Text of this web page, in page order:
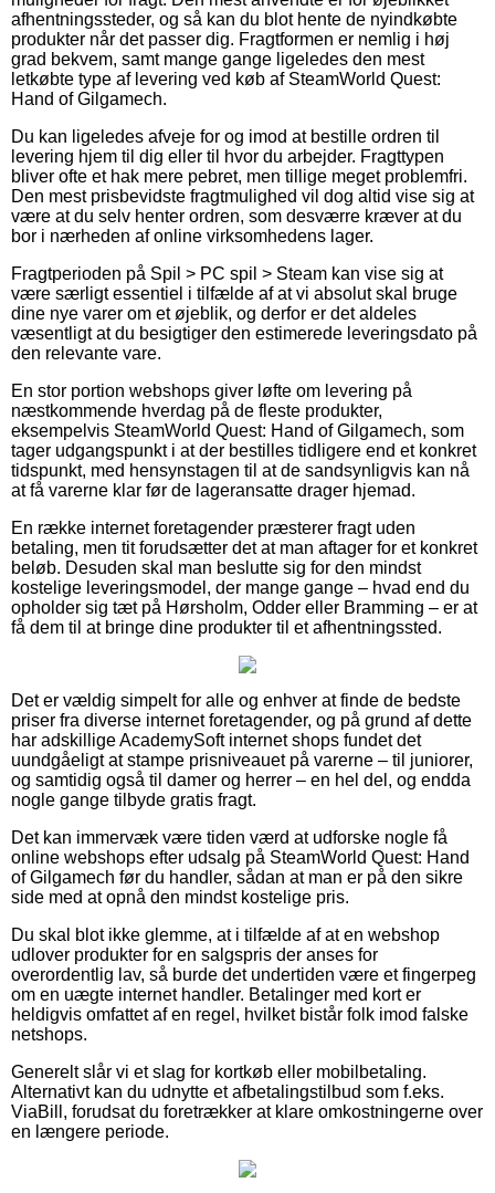
afhentningssteder, og så kan du blot hente de nyindkøbte
produkter når det passer dig. Fragtformen er nemlig i høj
grad bekvem, samt mange gange ligeledes den mest
letkøbte type af levering ved køb af SteamWorld Quest:
Hand of Gilgamech.
Du kan ligeledes afveje for og imod at bestille ordren til
levering hjem til dig eller til hvor du arbejder. Fragttypen
bliver ofte et hak mere pebret, men tillige meget problemfri.
Den mest prisbevidste fragtmulighed vil dog altid vise sig at
være at du selv henter ordren, som desværre kræver at du
bor i nærheden af online virksomhedens lager.
Fragtperioden på Spil > PC spil > Steam kan vise sig at
være særligt essentiel i tilfælde af at vi absolut skal bruge
dine nye varer om et øjeblik, og derfor er det aldeles
væsentligt at du besigtiger den estimerede leveringsdato på
den relevante vare.
En stor portion webshops giver løfte om levering på
næstkommende hverdag på de fleste produkter,
eksempelvis SteamWorld Quest: Hand of Gilgamech, som
tager udgangspunkt i at der bestilles tidligere end et konkret
tidspunkt, med hensynstagen til at de sandsynligvis kan nå
at få varerne klar før de lageransatte drager hjemad.
En række internet foretagender præsterer fragt uden
betaling, men tit forudsætter det at man aftager for et konkret
beløb. Desuden skal man beslutte sig for den mindst
kostelige leveringsmodel, der mange gange – hvad end du
opholder sig tæt på Hørsholm, Odder eller Bramming – er at
få dem til at bringe dine produkter til et afhentningssted.
Det er vældig simpelt for alle og enhver at finde de bedste
priser fra diverse internet foretagender, og på grund af dette
har adskillige AcademySoft internet shops fundet det
uundgåeligt at stampe prisniveauet på varerne – til juniorer,
og samtidig også til damer og herrer – en hel del, og endda
nogle gange tilbyde gratis fragt.
Det kan immervæk være tiden værd at udforske nogle få
online webshops efter udsalg på SteamWorld Quest: Hand
of Gilgamech før du handler, sådan at man er på den sikre
side med at opnå den mindst kostelige pris.
Du skal blot ikke glemme, at i tilfælde af at en webshop
udlover produkter for en salgspris der anses for
overordentlig lav, så burde det undertiden være et fingerpeg
om en uægte internet handler. Betalinger med kort er
heldigvis omfattet af en regel, hvilket bistår folk imod falske
netshops.
Generelt slår vi et slag for kortkøb eller mobilbetaling.
Alternativt kan du udnytte et afbetalingstilbud som f.eks.
ViaBill, forudsat du foretrækker at klare omkostningerne over
en længere periode.